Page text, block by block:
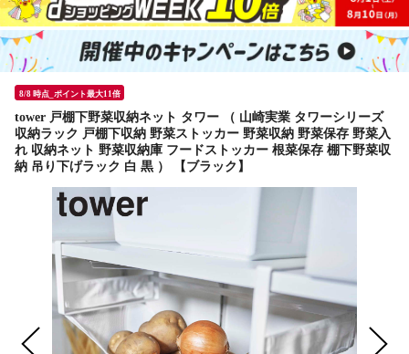
8/8 時点_ポイント最大11倍
tower 戸棚下野菜収納ネット タワー （ 山崎実業 タワーシリーズ
収納ラック 戸棚下収納 野菜ストッカー 野菜収納 野菜保存 野菜入
れ 収納ネット 野菜収納庫 フードストッカー 根菜保存 棚下野菜収
納 吊り下げラック 白 黒 ） 【ブラック】